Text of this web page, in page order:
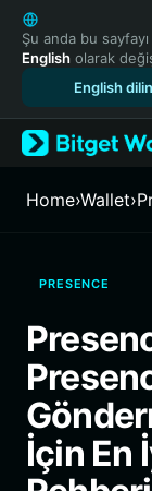
English
日本語
Tiếng Việt
Español
Türkçe
Français
繁體中文
Bahasa Indonesia
ภาษาไทย
Español
Português (Brasil)
Español
Şu anda bu sayfayı
English olarak
English
Home›Wallet›
PRESENCE
İçin En